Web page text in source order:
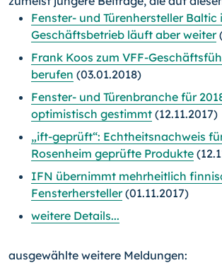
Fenster- und Türenhersteller Baltic
Geschäftsbetrieb läuft aber weiter
Frank Koos zum VFF-
berufen (03.01.2018)
Fenster- und Türenbranche für
optimistisch gestimmt (12.11.2017)
„ift-geprüft“: Echtheitsnachweis
Rosenheim geprüfte Produkte
IFN übernimmt mehrheitlich
Fensterhersteller(01.11.2017)
weitere Details...
ausgewählte weitere Meldungen: